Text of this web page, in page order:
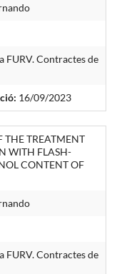
FURV. Contractes de
16/09/2023
THE TREATMENT
WITH FLASH-
CONTENT OF
FURV. Contractes de